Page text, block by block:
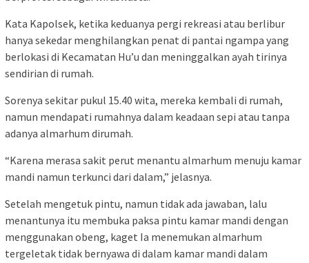
Kata Kapolsek, ketika keduanya pergi rekreasi atau berlibur
hanya sekedar menghilangkan penat di pantai ngampa yang
berlokasi di Kecamatan Hu’u dan meninggalkan ayah tirinya
sendirian di rumah.
Sorenya sekitar pukul 15.40 wita, mereka kembali di rumah,
namun mendapati rumahnya dalam keadaan sepi atau tanpa
adanya almarhum dirumah.
“Karena merasa sakit perut menantu almarhum menuju kamar
mandi namun terkunci dari dalam,” jelasnya.
Setelah mengetuk pintu, namun tidak ada jawaban, lalu
menantunya itu membuka paksa pintu kamar mandi dengan
menggunakan obeng, kaget Ia menemukan almarhum
tergeletak tidak bernyawa di dalam kamar mandi dalam